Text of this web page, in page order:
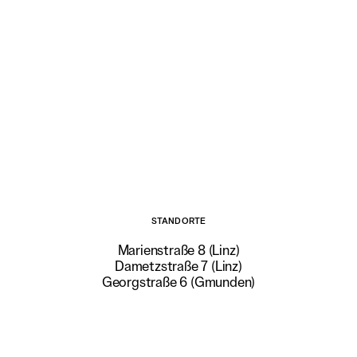
STANDORTE
Marienstraße 8 (Linz)
Dametzstraße 7 (Linz)
Georgstraße 6 (Gmunden)